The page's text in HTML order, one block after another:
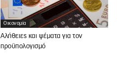
Οικονομία
Αλήθειες και ψέματα για τον
προϋπολογισμό